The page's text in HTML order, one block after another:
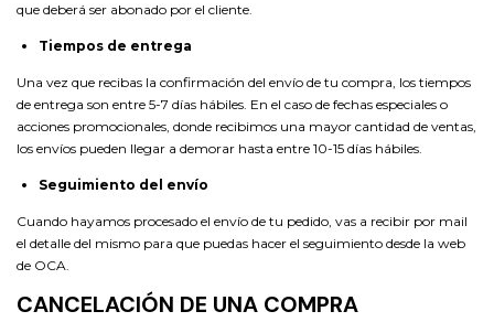
que deberá ser abonado por el cliente.
Tiempos de entrega
Una vez que recibas la confirmación del envío de tu compra, los tiempos
de entrega son entre 5-7 días hábiles. En el caso de fechas especiales o
acciones promocionales, donde recibimos una mayor cantidad de ventas,
los envíos pueden llegar a demorar hasta entre 10-15 días hábiles.
Seguimiento del envío
Cuando hayamos procesado el envío de tu pedido, vas a recibir por mail
el detalle del mismo para que puedas hacer el seguimiento desde la web
de OCA.
CANCELACIÓN DE UNA COMPRA